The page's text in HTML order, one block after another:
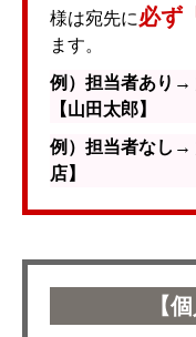
様は宛先に必ず
ます。
例）担当者あり→
【山田太郎】
例）担当者なし→
店】
【